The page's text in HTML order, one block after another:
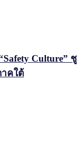
Culture” ชู
าคใต้